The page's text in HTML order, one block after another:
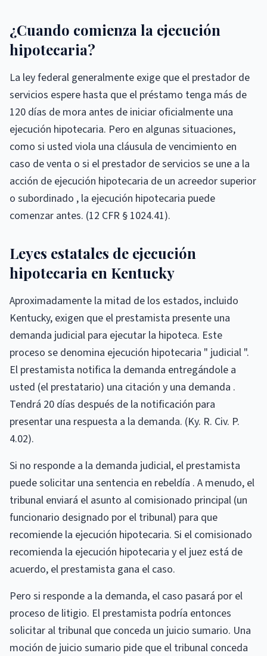
¿Cuando comienza la ejecución
hipotecaria?
La ley federal generalmente exige que el prestador de
servicios espere hasta que el préstamo tenga más de
120 días de mora antes de iniciar oficialmente una
ejecución hipotecaria. Pero en algunas situaciones,
como si usted viola una cláusula de vencimiento en
caso de venta o si el prestador de servicios se une a la
acción de ejecución hipotecaria de un acreedor superior
o subordinado , la ejecución hipotecaria puede
comenzar antes. (12 CFR § 1024.41).
Leyes estatales de ejecución
hipotecaria en Kentucky
Aproximadamente la mitad de los estados, incluido
Kentucky, exigen que el prestamista presente una
demanda judicial para ejecutar la hipoteca. Este
proceso se denomina ejecución hipotecaria " judicial ".
El prestamista notifica la demanda entregándole a
usted (el prestatario) una citación y una demanda .
Tendrá 20 días después de la notificación para
presentar una respuesta a la demanda. (Ky. R. Civ. P.
4.02).
Si no responde a la demanda judicial, el prestamista
puede solicitar una sentencia en rebeldía . A menudo, el
tribunal enviará el asunto al comisionado principal (un
funcionario designado por el tribunal) para que
recomiende la ejecución hipotecaria. Si el comisionado
recomienda la ejecución hipotecaria y el juez está de
acuerdo, el prestamista gana el caso.
Pero si responde a la demanda, el caso pasará por el
proceso de litigio. El prestamista podría entonces
solicitar al tribunal que conceda un juicio sumario. Una
moción de juicio sumario pide que el tribunal conceda